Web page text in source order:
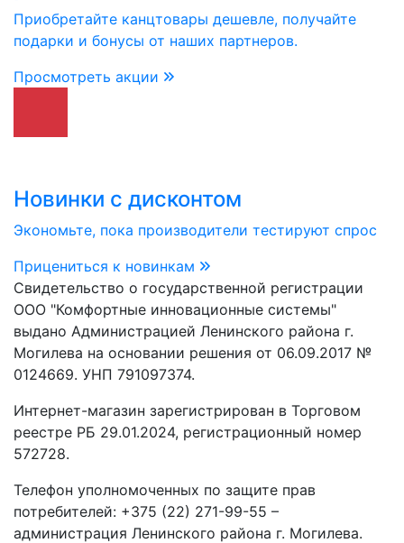
Приобретайте канцтовары дешевле, получайте
подарки и бонусы от наших партнеров.
Просмотреть акции
Новинки с дисконтом
Экономьте, пока производители тестируют спрос
Прицениться к новинкам
Свидетельство о государственной регистрации
ООО "Комфортные инновационные системы"
выдано Администрацией Ленинского района г.
Могилева на основании решения от 06.09.2017 №
0124669. УНП 791097374.
Интернет-магазин зарегистрирован в Торговом
реестре РБ 29.01.2024, регистрационный номер
572728.
Телефон уполномоченных по защите прав
потребителей: +375 (22) 271-99-55 –
администрация Ленинского района г. Могилева.